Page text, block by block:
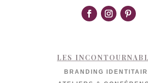
LES
BRANDING